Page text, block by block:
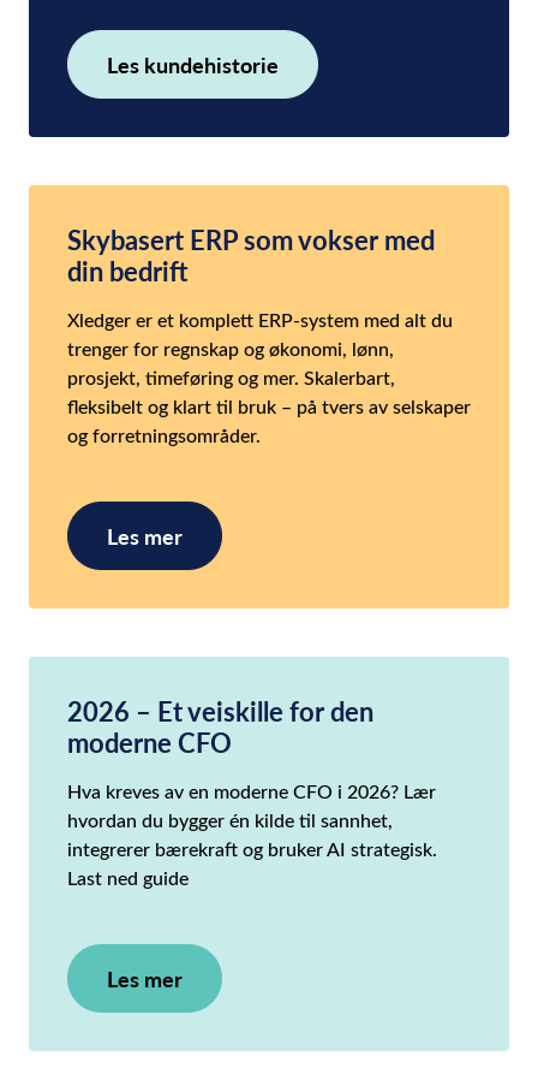
Les kundehistorie
Skybasert ERP som vokser med
din bedrift
Xledger er et komplett ERP-system med alt du
trenger for regnskap og økonomi, lønn,
prosjekt, timeføring og mer. Skalerbart,
fleksibelt og klart til bruk – på tvers av selskaper
og forretningsområder.
Les mer
2026 – Et veiskille for den
moderne CFO
Hva kreves av en moderne CFO i 2026? Lær
hvordan du bygger én kilde til sannhet,
integrerer bærekraft og bruker AI strategisk.
Last ned guide
Les mer